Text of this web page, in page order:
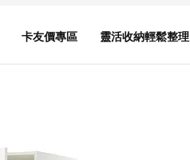
卡友價專區 靈活收納輕鬆整理